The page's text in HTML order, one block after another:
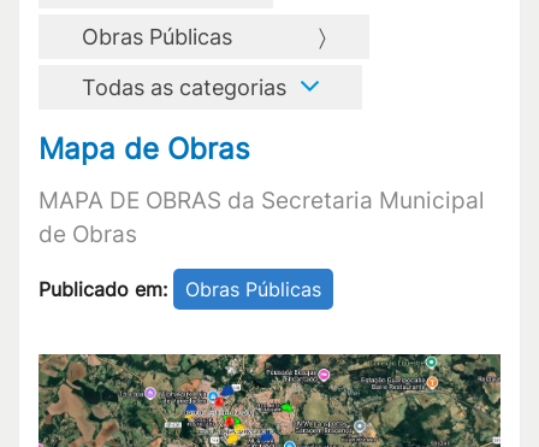
Obras Públicas
Todas as categorias
Mapa de Obras
MAPA DE OBRAS da Secretaria Municipal
de Obras
Publicado em: Obras Públicas